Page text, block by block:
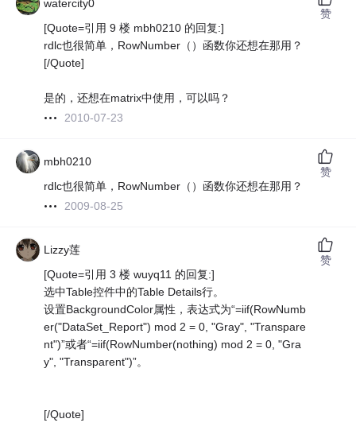
watercity0
[Quote=引用 9 楼 mbh0210 的回复:]
rdlc也很简单，RowNumber（）函数你还想在那用？
[/Quote]
是的，还想在matrix中使用，可以吗？
2010-07-23
赞
mbh0210
rdlc也很简单，RowNumber（）函数你还想在那用？
2009-08-25
赞
Lizzy莲
[Quote=引用 3 楼 wuyq11 的回复:]
选中Table控件中的Table Details行。
设置BackgroundColor属性，表达式为“=iif(RowNumb
er("DataSet_Report") mod 2 = 0, "Gray", "Transpare
nt")”或者“=iif(RowNumber(nothing) mod 2 = 0, "Gra
y", "Transparent")”。
[/Quote]
赞